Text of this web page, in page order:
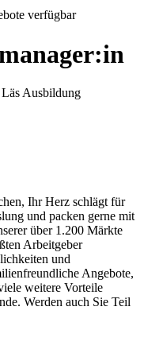
verfügbar
Läs Ausbildung
Ihr Herz schlägt für
und packen gerne mit
über 1.200 Märkte
Arbeitgeber
und
Angebote,
weitere Vorteile
Werden auch Sie Teil